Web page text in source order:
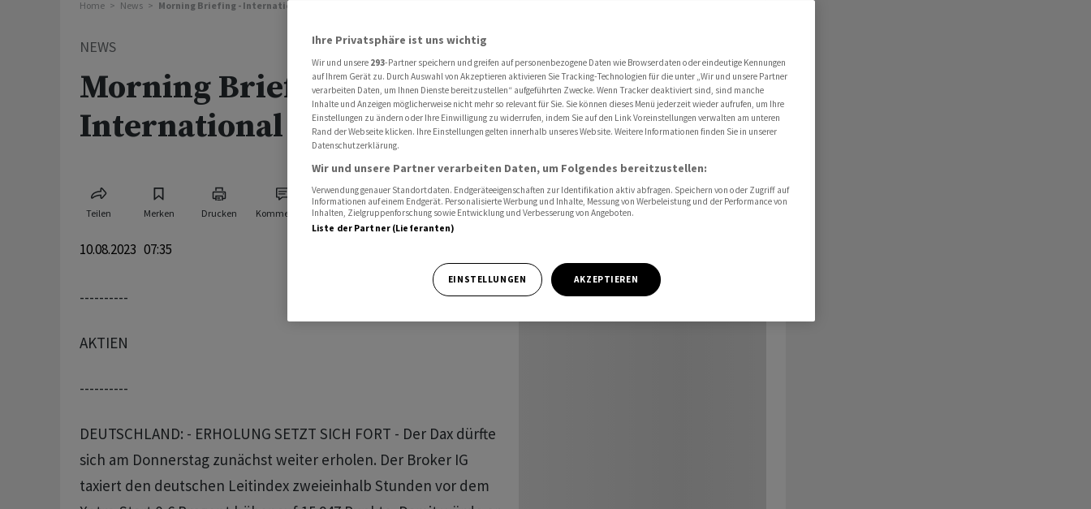
Home News Morning Briefing - International
NEWS
Morning Briefing -
International
Teilen Merken Drucken Kommentare
10.08.2023 07:35
----------
AKTIEN
----------
DEUTSCHLAND: - ERHOLUNG SETZT SICH FORT - Der Dax dürfte
sich am Donnerstag zunächst weiter erholen. Der Broker IG
taxiert den deutschen Leitindex zweieinhalb Stunden vor dem
Ihre Privatsphäre ist uns wichtig
Wir und unsere 293-Partner speichern und greifen auf personenbezogene Daten wie Browserdaten oder eindeutige Kennungen
auf Ihrem Gerät zu. Durch Auswahl von Akzeptieren aktivieren Sie Tracking-Technologien für die unter „Wir und unsere Partner
verarbeiten Daten, um Ihnen Dienste bereitzustellen“ aufgeführten Zwecke. Wenn Tracker deaktiviert sind, sind manche
Inhalte und Anzeigen möglicherweise nicht mehr so relevant für Sie. Sie können dieses Menü jederzeit wieder aufrufen, um Ihre
Einstellungen zu ändern oder Ihre Einwilligung zu widerrufen, indem Sie auf den Link Voreinstellungen verwalten am unteren
Rand der Webseite klicken. Ihre Einstellungen gelten innerhalb unseres Website. Weitere Informationen finden Sie in unserer
Datenschutzerklärung.
Wir und unsere Partner verarbeiten Daten, um Folgendes bereitzustellen:
Verwendung genauer Standortdaten. Endgeräteeigenschaften zur Identifikation aktiv abfragen. Speichern von oder Zugriff auf
Informationen auf einem Endgerät. Personalisierte Werbung und Inhalte, Messung von Werbeleistung und der Performance von
Inhalten, Zielgruppenforschung sowie Entwicklung und Verbesserung von Angeboten.
Liste der Partner (Lieferanten)
EINSTELLUNGEN AKZEPTIEREN